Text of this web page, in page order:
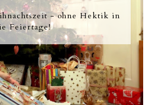
- ohne Hektik in
Feiertage!